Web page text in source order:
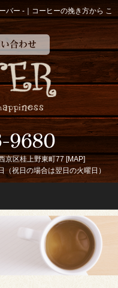
バー -｜コーヒーの挽き方から こ
お問い合わせ
京区桂上野東町77 [MAP]
祝日の場合は翌日の火曜日）